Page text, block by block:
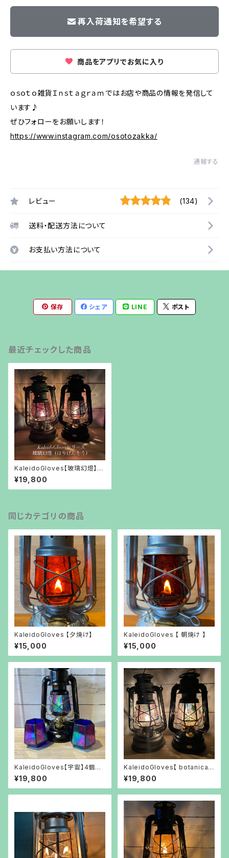
再入荷通知を希望する
商品をアプリでお気に入り
ｏｓｏｔｏ雑貨Ｉｎｓｔａｇｒａｍではお店や商品の情報を発信して
います♪
ぜひフォローをお願いします！
https://www.instagram.com/osotozakka/
通報する
レビュー (134)
送料・配送方法について
お支払い方法について
保存 シェア LINE ポスト
最近チェックした商品
KaleidoGloves【玻璃幻燈】は
りげんとう
¥19,800
同じカテゴリの商品
KaleidoGloves 【夕焼け】
¥15,000
KaleidoGloves 【 朝焼け 】
¥15,000
KaleidoGloves【宇宙】4個限
定
¥19,800
KaleidoGloves【 botanical
】ボタニカル
¥19,800